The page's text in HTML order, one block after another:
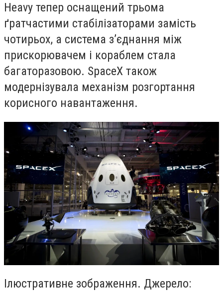
Heavy тепер оснащений трьома
ґратчастими стабілізаторами замість
чотирьох, а система з’єднання між
прискорювачем і кораблем стала
багаторазовою. SpaceX також
модернізувала механізм розгортання
корисного навантаження.
Ілюстративне зображення. Джерело: